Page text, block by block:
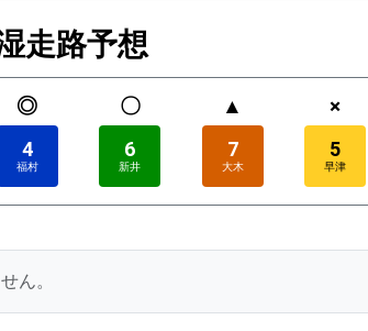
走路予想
◎
4
福村
〇
6
新井
▲
7
大木
×
5
早津
ん。